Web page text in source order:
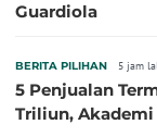
Guardiola
BERITA PILIHAN 5 jam
5 Penjualan
Triliun, Akademi